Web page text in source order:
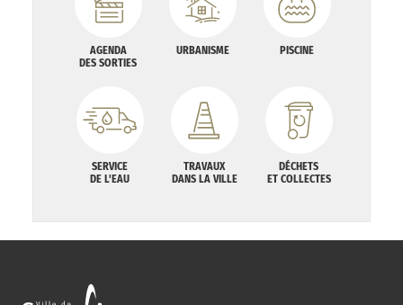
AGENDA
DES SORTIES
URBANISME PISCINE
SERVICE
DE L'EAU
TRAVAUX
DANS LA VILLE
DÉCHETS
ET COLLECTES